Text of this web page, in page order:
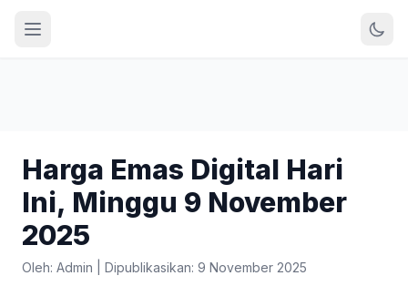
Harga Emas Digital Hari
Ini, Minggu 9 November
2025
Oleh: Admin Dipublikasikan: 9 November 2025